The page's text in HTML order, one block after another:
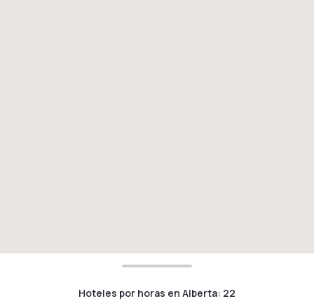
Hoteles por horas en Alberta: 22